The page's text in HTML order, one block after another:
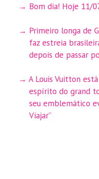
Bom dia! Hoje 11/
Primeiro longa de
faz estreia
depois de passar
A Louis Vuitton
espírito do grand
seu emblemático
Viajar”